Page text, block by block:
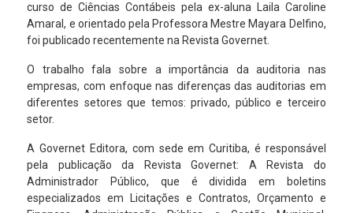
curso de Ciências Contábeis pela ex-aluna Laila Caroline
Amaral, e orientado pela Professora Mestre Mayara Delfino,
foi publicado recentemente na Revista Governet.
O trabalho fala sobre a importância da auditoria nas
empresas, com enfoque nas diferenças das auditorias em
diferentes setores que temos: privado, público e terceiro
setor.
A Governet Editora, com sede em Curitiba, é responsável
pela publicação da Revista Governet: A Revista do
Administrador Público, que é dividida em boletins
especializados em Licitações e Contratos, Orçamento e